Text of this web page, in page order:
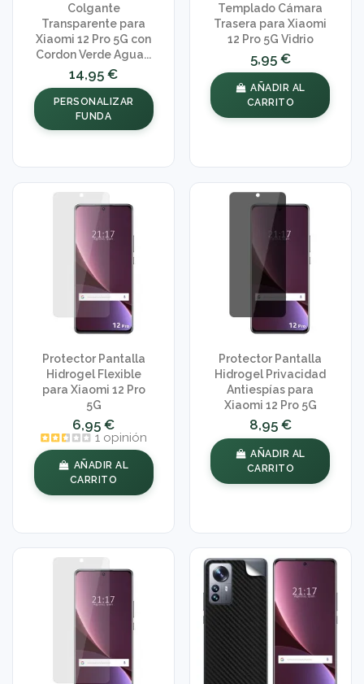
Colgante
Transparente para
Xiaomi 12 Pro 5G con
Cordon Verde Agua...
14,95 €
PERSONALIZAR
FUNDA
Templado Cámara
Trasera para Xiaomi
12 Pro 5G Vidrio
5,95 €
AÑADIR AL
CARRITO
Protector Pantalla
Hidrogel Flexible
para Xiaomi 12 Pro
5G
6,95 €
1 opinión
AÑADIR AL
CARRITO
Protector Pantalla
Hidrogel Privacidad
Antiespías para
Xiaomi 12 Pro 5G
8,95 €
AÑADIR AL
CARRITO